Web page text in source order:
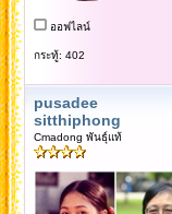
ออฟไลน์
กระทู้: 402
pusadee
sitthiphong
Cmadong พันธุ์แท้